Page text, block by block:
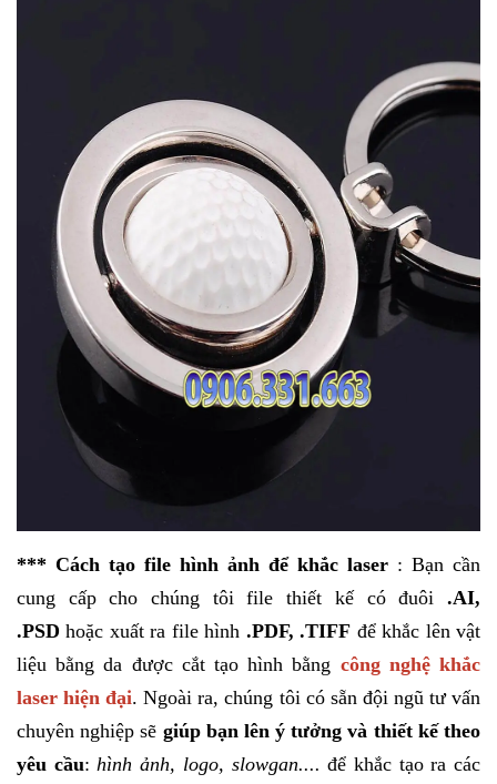
*** Cách tạo file hình ảnh để khắc laser : Bạn cần
cung cấp cho chúng tôi file thiết kế có đuôi .AI,
.PSDhoặc xuất ra file hình .PDF, .TIFF để khắc lên vật
liệu bằng da được cắt tạo hình bằng công nghệ khắc
laser hiện đại. Ngoài ra, chúng tôi có sẵn đội ngũ tư vấn
chuyên nghiệp sẽ giúp bạn lên ý tưởng và thiết kế theo
yêu cầu:hình ảnh, logo, slowgan....để khắc tạo ra các